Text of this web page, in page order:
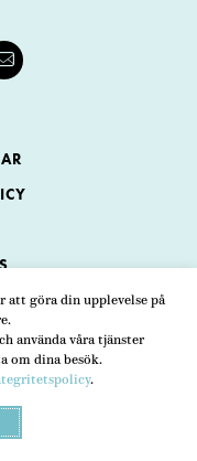
att göra din upplevelse på
använda våra tjänster
om dina besök.
.
1